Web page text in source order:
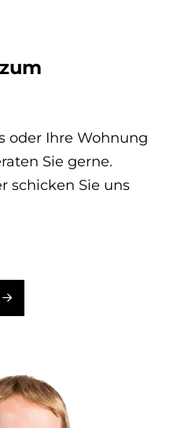
oder Ihre Wohnung
Sie gerne.
schicken Sie uns